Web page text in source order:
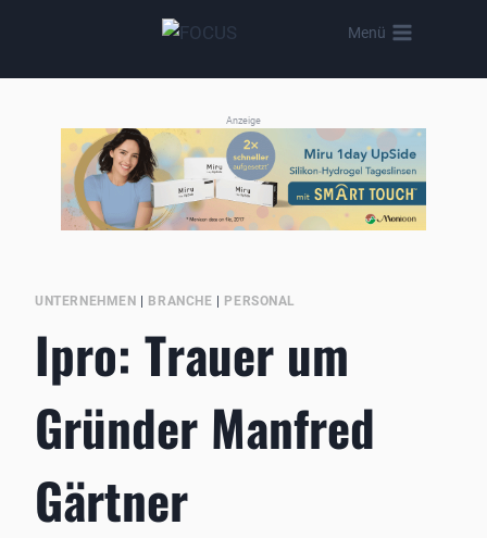
Menü
Anzeige
UNTERNEHMEN | BRANCHE | PERSONAL
Ipro: Trauer um
Gründer Manfred
Gärtner